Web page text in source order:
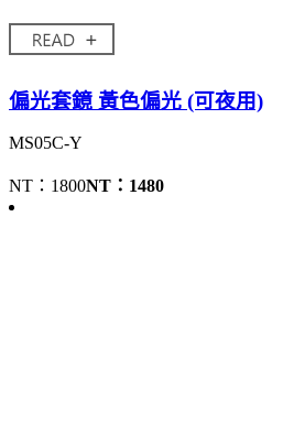
偏光套鏡 黃色偏光 (可夜用)
MS05C-Y
NT：1800NT：1480